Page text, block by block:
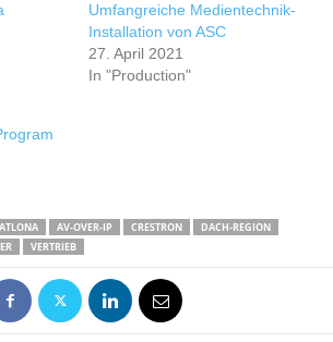
Umfangreiche Medientechnik-
Installation von ASC
27. April 2021
In "Production"
ATLONA AV-OVER-IP CRESTRON
DACH-REGION
VERTRIEB